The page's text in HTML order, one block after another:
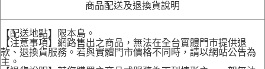
商品配送及退換貨說明
【配送地點】限本島。
【注意事項】網路售出之商品，無法在全台實體門市提供退
款、退換貨服務。若與實體門市價格不同時，請以網站公告為
主。